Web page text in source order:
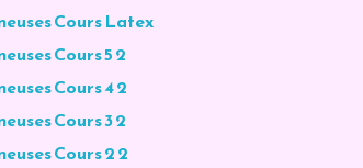
Cours Latex
Cours 5 2
Cours 4 2
Cours 3 2
Cours 2 2